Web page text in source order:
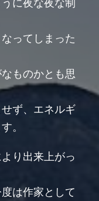
に夜な夜な制
ってしまった
ものかとも思
ず、エネルギ
。
り出来上がっ
は作家として